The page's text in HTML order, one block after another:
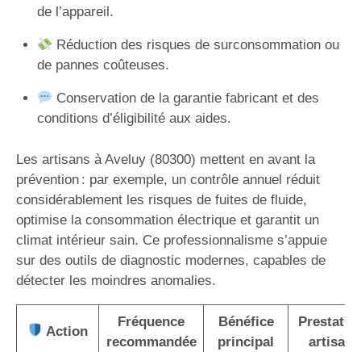
de l’appareil.
Réduction des risques de surconsommation ou
de pannes coûteuses.
Conservation de la garantie fabricant et des
conditions d’éligibilité aux aides.
Les artisans à Aveluy (80300) mettent en avant la
prévention : par exemple, un contrôle annuel réduit
considérablement les risques de fuites de fluide,
optimise la consommation électrique et garantit un
climat intérieur sain. Ce professionnalisme s’appuie
sur des outils de diagnostic modernes, capables de
détecter les moindres anomalies.
Action
Fréquence
recommandée
Bénéfice
principal
artisan